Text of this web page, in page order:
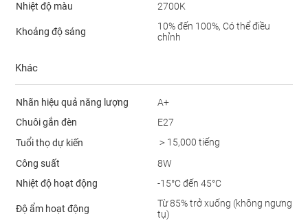
Nhiệt độ màu
2700K
Khoảng độ sáng
10% đến 100%, Có thể điều
chỉnh
Khác
Nhãn hiệu quả năng lượng
A+
Chuôi gắn đèn
E27
Tuổi thọ dự kiến
＞15,000 tiếng
Công suất
8W
Nhiệt độ hoạt động
-15°C đến 45°C
Độ ẩm hoạt động
Từ 85% trở xuống (không ngưng
tụ)